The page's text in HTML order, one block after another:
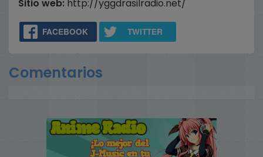
Sitio web: http://yggdrasilradio.net/
FACEBOOK TWITTER
Comentarios